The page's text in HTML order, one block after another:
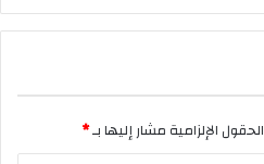
الحقول الإلزامية مشار إليها بـ*